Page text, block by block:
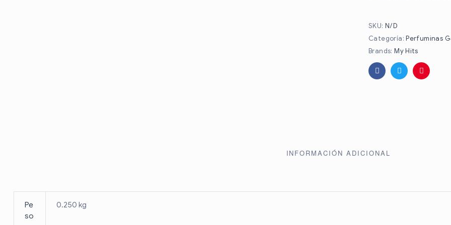
SKU: N/D
Categoría:Perfuminas
Brands:My Hits
FacebookTwitterPinterest
INFORMACIÓN ADICIONAL
Pe
so
0.250 kg